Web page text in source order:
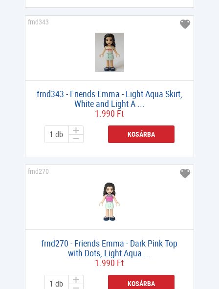
frnd343 - Friends Emma - Light Aqua Skirt,
White and Light A ...
1.990 Ft
KOSÁRBA
frnd343
frnd270 - Friends Emma - Dark Pink Top
with Dots, Light Aqua ...
1.990 Ft
KOSÁRBA
frnd270